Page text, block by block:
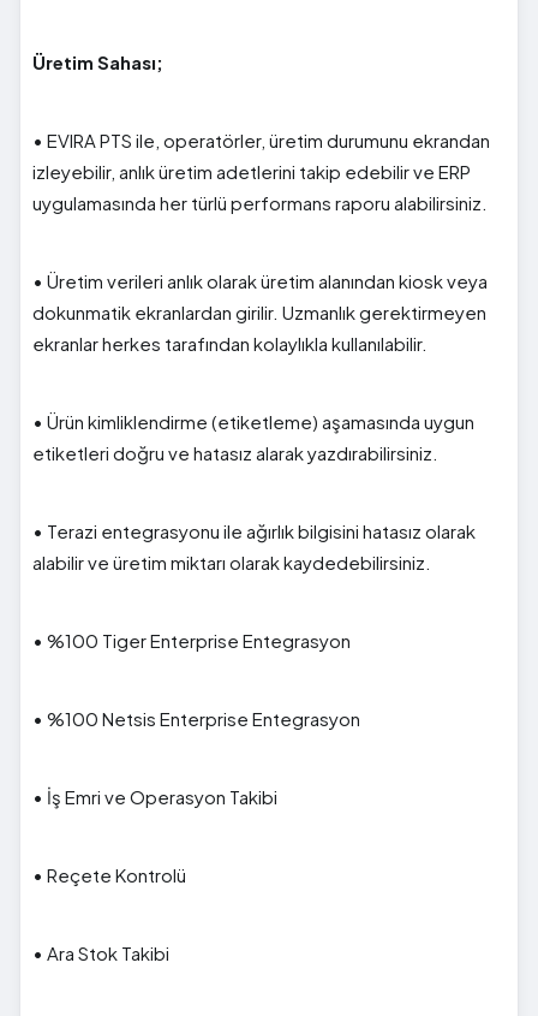
Üretim Sahası;
• EVIRA PTS ile, operatörler, üretim durumunu ekrandan
izleyebilir, anlık üretim adetlerini takip edebilir ve ERP
uygulamasında her türlü performans raporu alabilirsiniz.
• Üretim verileri anlık olarak üretim alanından kiosk veya
dokunmatik ekranlardan girilir. Uzmanlık gerektirmeyen
ekranlar herkes tarafından kolaylıkla kullanılabilir.
• Ürün kimliklendirme (etiketleme) aşamasında uygun
etiketleri doğru ve hatasız alarak yazdırabilirsiniz.
• Terazi entegrasyonu ile ağırlık bilgisini hatasız olarak
alabilir ve üretim miktarı olarak kaydedebilirsiniz.
• %100 Tiger Enterprise Entegrasyon
• %100 Netsis Enterprise Entegrasyon
• İş Emri ve Operasyon Takibi
• Reçete Kontrolü
• Ara Stok Takibi